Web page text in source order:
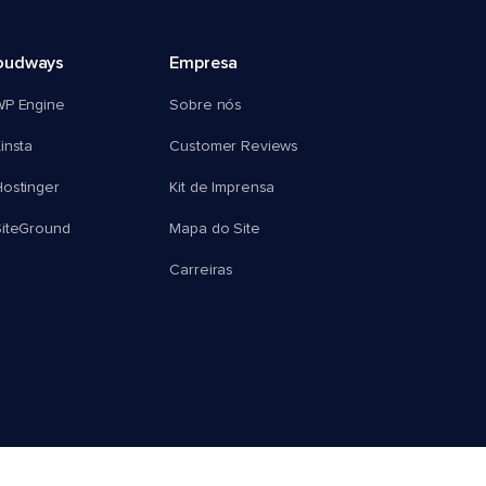
Engine
Empresa
Sobre nós
Customer Reviews
Kit de Imprensa
Mapa do Site
Carreiras